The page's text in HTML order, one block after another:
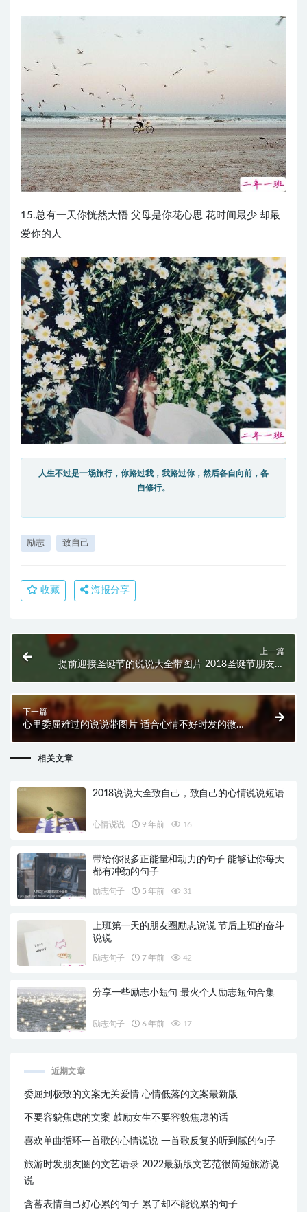
15.总有一天你恍然大悟 父母是你花心思 花时间最少 却最
爱你的人
人生不过是一场旅行，你路过我，我路过你，然后各自向前，各
自修行。
励志 致自己
收藏 海报分享
上一篇
提前迎接圣诞节的说说大全带图片 2018圣诞节朋友圈
下一篇
心里委屈难过的说说带图片 适合心情不好时发的微信
相关文章
2018说说大全致自己，致自己的心情说说短语
心情说说 9 年前 16
带给你很多正能量和动力的句子 能够让你每天
都有冲劲的句子
励志句子 5 年前 31
上班第一天的朋友圈励志说说 节后上班的奋斗
说说
励志句子 7 年前 42
分享一些励志小短句 最火个人励志短句合集
励志句子 6 年前 17
近期文章
委屈到极致的文案无关爱情 心情低落的文案最新版
不要容貌焦虑的文案 鼓励女生不要容貌焦虑的话
喜欢单曲循环一首歌的心情说说 一首歌反复的听到腻的句子
旅游时发朋友圈的文艺语录 2022最新版文艺范很简短旅游说
说
含蓄表情自己好心累的句子 累了却不能说累的句子